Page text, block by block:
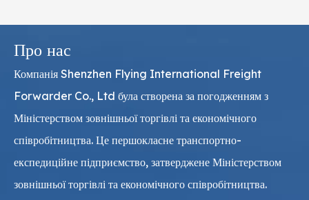
Про нас
Компанія Shenzhen Flying International Freight
Forwarder Co., Ltd була створена за погодженням з
Міністерством зовнішньої торгівлі та економічного
співробітництва. Це першокласне транспортно-
експедиційне підприємство, затверджене Міністерством
зовнішньої торгівлі та економічного співробітництва.